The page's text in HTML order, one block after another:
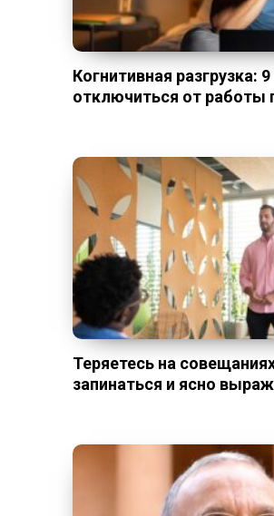
Когнитивная разгрузка:
отключиться от работы
Теряетесь на
запинаться и ясно